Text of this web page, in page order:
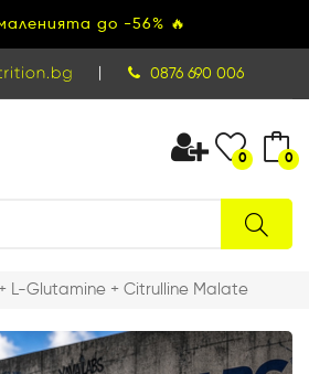
до -56% 🔥
0876 690 006
0 0
+ L-Glutamine + Citrulline Malate